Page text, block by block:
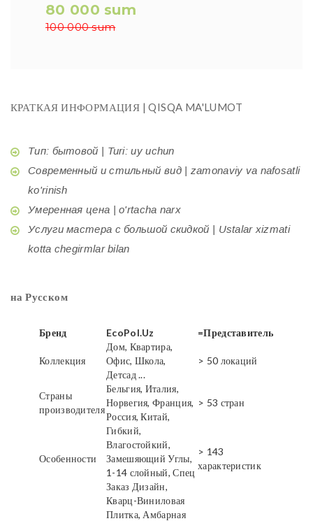
80 000 sum
100 000 sum
КРАТКАЯ ИНФОРМАЦИЯ | QISQA MA'LUMOT
Тип: бытовой | Turi: uy uchun
Современный и стильный вид | zamonaviy va nafosatli
ko'rinish
Умеренная цена | o'rtacha narx
Услуги мастера с большой скидкой | Ustalar xizmati
kotta chegirmlar bilan
на Русском
Бренд EcoPol.Uz =Представитель
Коллекция
Дом, Квартира,
Офис, Школа,
Детсад ...
> 50 локаций
Страны
производителя
Бельгия, Италия,
Норвегия, Франция,
Россия, Китай,
> 53 стран
Особенности
Гибкий,
Влагостойкий,
Замешяющий Углы,
1-14 слойный, Спец
Заказ Дизайн,
> 143
характеристик
Кварц-Виниловая
Плитка, Амбарная